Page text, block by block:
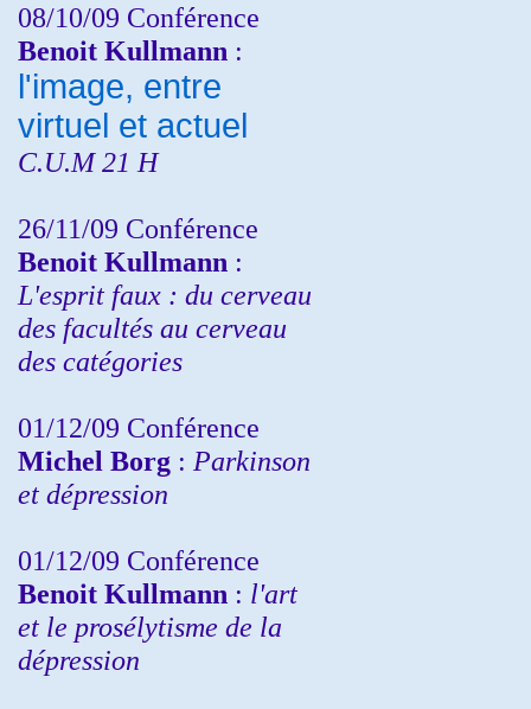
08/10/09 Conférence
Benoit Kullmann :
l'image, entre
virtuel et actuel
C.U.M 21 H
26/11/09 Conférence
Benoit Kullmann :
L'esprit faux : du cerveau
des facultés au cerveau
des catégories
01/12/09 Conférence
Michel Borg : Parkinson
et dépression
01/12/09 Conférence
Benoit Kullmann : l'art
et le prosélytisme de la
dépression